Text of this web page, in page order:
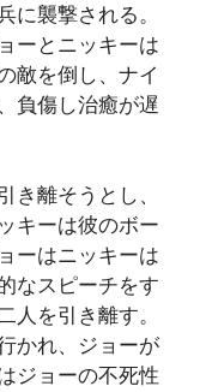
に襲撃される。
ーとニッキーは
敵を倒し、ナイ
負傷し治癒が遅
き離そうとし、
キーは彼のボー
ーはニッキーは
なスピーチをす
人を引き離す。
かれ、ジョーが
ジョーの不死性